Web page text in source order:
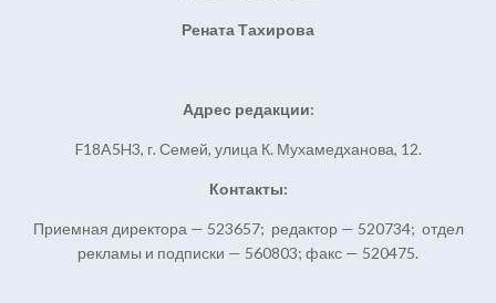
Рената Тахирова
Адрес редакции:
F18A5H3, г. Семей, улица К. Мухамедханова, 12.
Контакты:
Приемная директора — 523657; редактор — 520734; отдел
рекламы и подписки — 560803; факс — 520475.